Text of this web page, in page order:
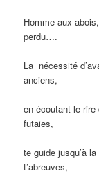
Homme aux
perdu….
La nécessité
anciens,
en écoutant le
futaies,
te guide jusqu’à
t’abreuves,